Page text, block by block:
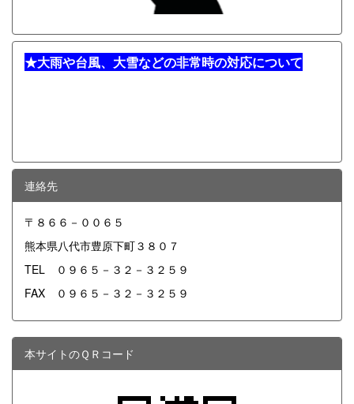
★大雨や台風、大雪などの非常時の対応について
連絡先
〒８６６－００６５
熊本県八代市豊原下町３８０７
TEL ０９６５－３２－３２５９
FAX ０９６５－３２－３２５９
本サイトのＱＲコード